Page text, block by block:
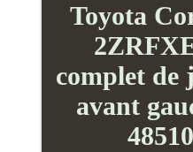
Toyota
complet de
avant